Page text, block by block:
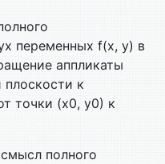
переменных f(x, y) в
аппликаты
плоскости к
точки (х0, у0) к
полного